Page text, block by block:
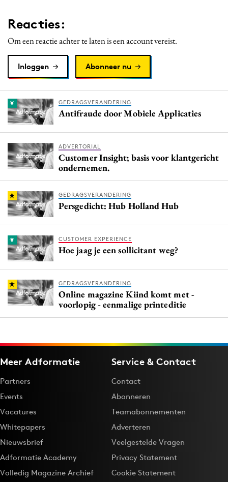
Reacties:
Om een reactie achter te laten is een account vereist.
Inloggen Abonneer nu
GEDRAGSVERANDERING
Antifraude door Mobiele Applicaties
ADVERTORIAL
Customer Insight; basis voor klantgericht
ondernemen.
GEDRAGSVERANDERING
Persgedicht: Hub Holland Hub
CUSTOMER EXPERIENCE
Hoe jaag je een sollicitant weg?
GEDRAGSVERANDERING
Online magazine Kiind komt met -
voorlopig - eenmalige printeditie
Meer Adformatie
Partners
Events
Vacatures
Whitepapers
Nieuwsbrief
Adformatie Academy
Volledig Magazine Archief
Service & Contact
Contact
Abonneren
Teamabonnementen
Adverteren
Veelgestelde Vragen
Privacy Statement
Cookie Statement